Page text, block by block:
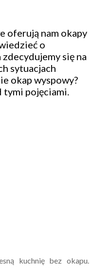
oferują nam okapy
o
się na
sytuacjach
okap wyspowy?
tymi pojęciami.
kuchnię bez okapu.